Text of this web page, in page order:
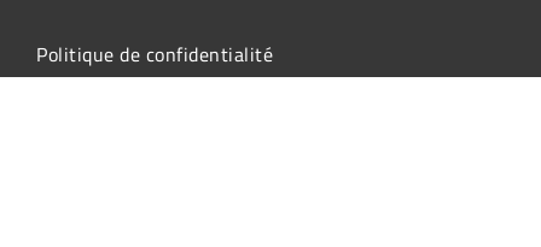
Politique de confidentialité